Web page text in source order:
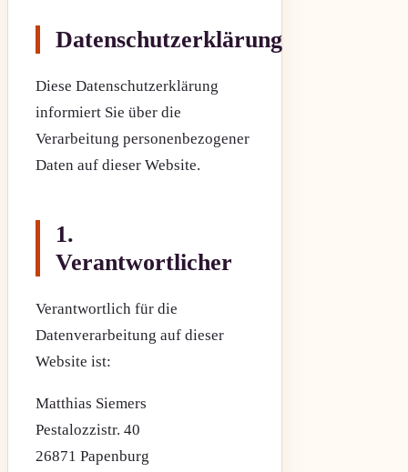
Datenschutzerklärung
Diese Datenschutzerklärung
informiert Sie über die
Verarbeitung personenbezogener
Daten auf dieser Website.
1.
Verantwortlicher
Verantwortlich für die
Datenverarbeitung auf dieser
Website ist:
Matthias Siemers
Pestalozzistr. 40
26871 Papenburg